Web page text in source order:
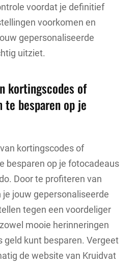
voordat je definitief
voorkomen en
gepersonaliseerde
uitziet.
kortingscodes of
te besparen op je
kortingscodes of
besparen op je fotocadeaus
Door te profiteren van
jouw gepersonaliseerde
tegen een voordeliger
mooie herinneringen
geld kunt besparen. Vergeet
de website van Kruidvat